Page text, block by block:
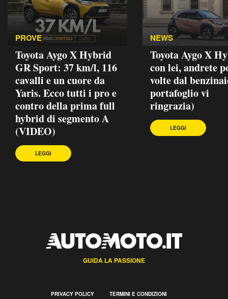
PROVE
Toyota Aygo X Hybrid
GR Sport: 37 km/l, 116
cavalli e un cuore da
Yaris. Ecco tutti i pro e
contro della prima full
hybrid di segmento A
(VIDEO)
LEGGI
NEWS
Toyota Aygo X
con lei, andrete
volte dal
portafoglio vi
ringrazia)
LEGGI
GUIDA LA PASSIONE
PRIVACY POLICY TERMINI E CONDIZIONI